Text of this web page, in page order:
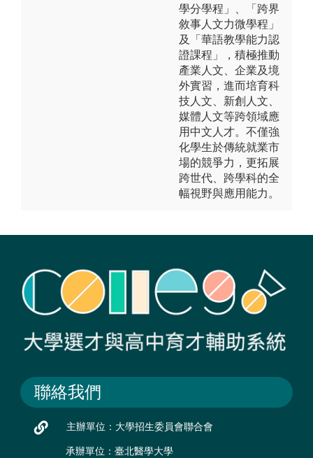
學分學程」、「跨界
敘事人文力微學程」
及「華語教學能力認
證課程」，積極推動
產業人文、企業及境
外實習，進而培育科
技人文、新創人文、
媒體人文等跨領域應
用中文人才。不僅強
化學生於傳統就業市
場的競爭力，更拓展
跨世代、跨學科的全
幅視野與應用能力。
聯絡我們
主辦單位：大學招生委員會聯合會
承辦單位：臺北醫學大學